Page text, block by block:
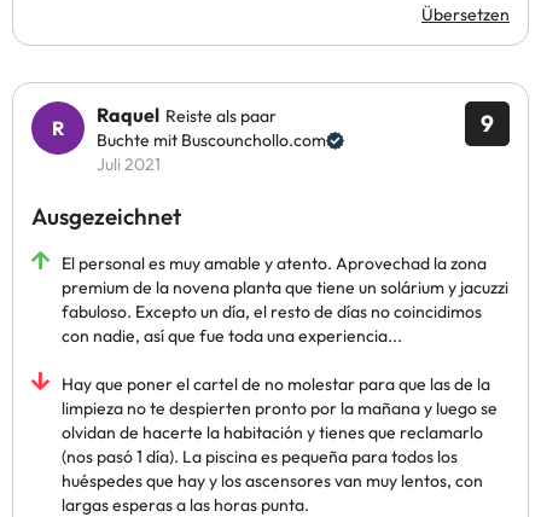
Übersetzen
9
Raquel Reiste als paar
Buchte mit Buscounchollo.com
Juli 2021
Ausgezeichnet
El personal es muy amable y atento. Aprovechad la zona
premium de la novena planta que tiene un solárium y jacuzzi
fabuloso. Excepto un día, el resto de días no coincidimos
con nadie, así que fue toda una experiencia...
Hay que poner el cartel de no molestar para que las de la
limpieza no te despierten pronto por la mañana y luego se
olvidan de hacerte la habitación y tienes que reclamarlo
(nos pasó 1 día). La piscina es pequeña para todos los
huéspedes que hay y los ascensores van muy lentos, con
largas esperas a las horas punta.